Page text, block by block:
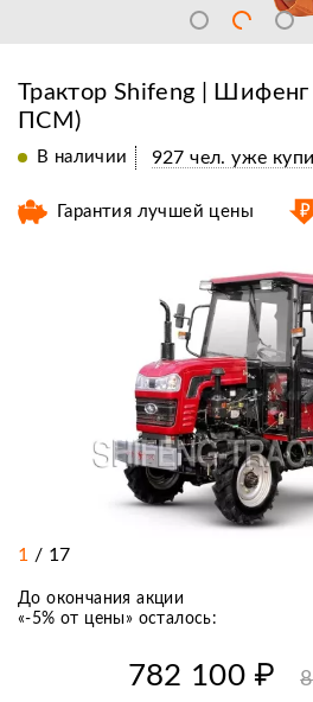
Трактор Shifeng |
ПСМ)
В наличии 927 чел. уже
Гарантия лучшей цены
1 / 17
До окончания акции
«-5% от цены» осталось:
782 100 ₽